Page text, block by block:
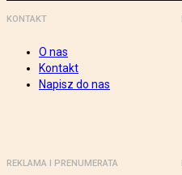
KONTAKT
O nas
Kontakt
Napisz do nas
REKLAMA I PRENUMERATA